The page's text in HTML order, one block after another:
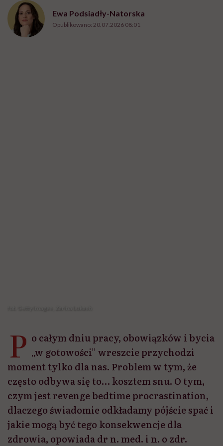
Ewa Podsiadły-Natorska
Opublikowano: 20.07.2026 08:01
Psychoterapii i Wczesnej Interwencji
Uniwersytetu Medycznego w Lublinie.
Posłuchaj Udostępnij
Wysłuchasz w 13 min